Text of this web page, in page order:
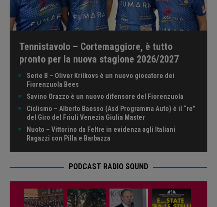
Tennistavolo – Cortemaggiore, è tutto
pronto per la nuova stagione 2026/2027
Serie B – Oliver Krilkovs è un nuovo giocatore dei
Fiorenzuola Bees
Savino Orazzo è un nuovo difensore del Fiorenzuola
Ciclismo – Alberto Baesso (Asd Programma Auto) è il “re”
del Giro del Friuli Venezia Giulia Master
Nuoto – Vittorino da Feltre in evidenza agli Italiani
Ragazzi con Pilla e Barbazza
PODCAST RADIO SOUND